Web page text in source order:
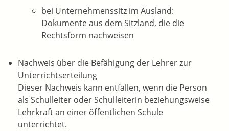
bei Unternehmenssitz im Ausland:
Dokumente aus dem Sitzland, die die
Rechtsform nachweisen
Nachweis über die Befähigung der Lehrer zur
Unterrichtserteilung
Dieser Nachweis kann entfallen, wenn die Person
als Schulleiter oder Schulleiterin beziehungsweise
Lehrkraft an einer öffentlichen Schule
unterrichtet.